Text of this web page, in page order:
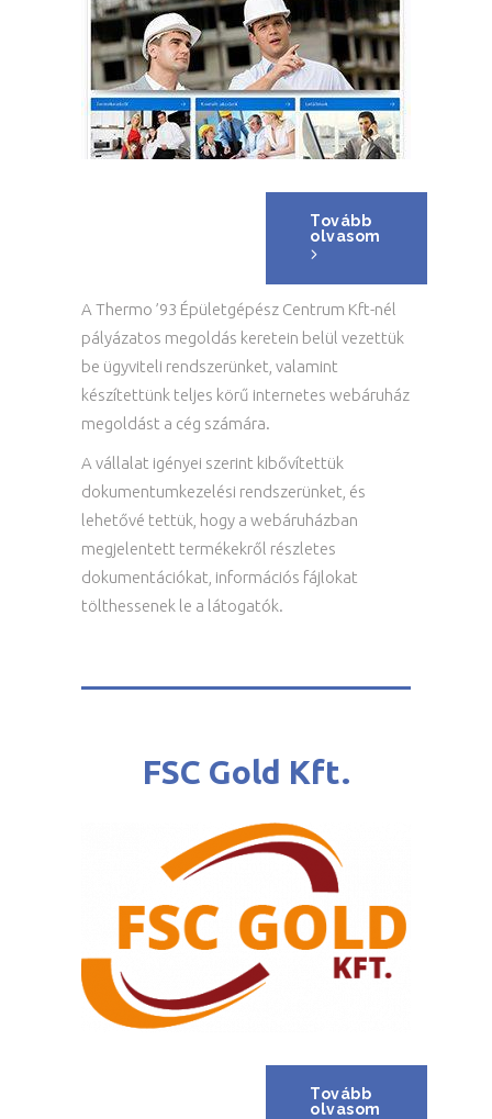
Tovább
olvasom
A Thermo ’93 Épületgépész Centrum Kft-nél
pályázatos megoldás keretein belül vezettük
be ügyviteli rendszerünket, valamint
készítettünk teljes körű internetes webáruház
megoldást a cég számára.
A vállalat igényei szerint kibővítettük
dokumentumkezelési rendszerünket, és
lehetővé tettük, hogy a webáruházban
megjelentett termékekről részletes
dokumentációkat, információs fájlokat
tölthessenek le a látogatók.
FSC Gold Kft.
Tovább
olvasom